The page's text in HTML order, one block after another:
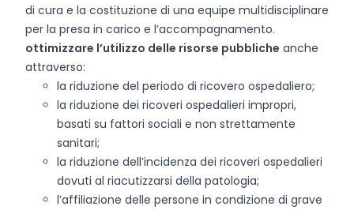
di cura e la costituzione di una equipe multidisciplinare
per la presa in carico e l’accompagnamento.
ottimizzare l’utilizzo delle risorse pubbliche anche
attraverso:
la riduzione del periodo di ricovero ospedaliero;
la riduzione dei ricoveri ospedalieri impropri,
basati su fattori sociali e non strettamente
sanitari;
la riduzione dell’incidenza dei ricoveri ospedalieri
dovuti al riacutizzarsi della patologia;
l’affiliazione delle persone in condizione di grave